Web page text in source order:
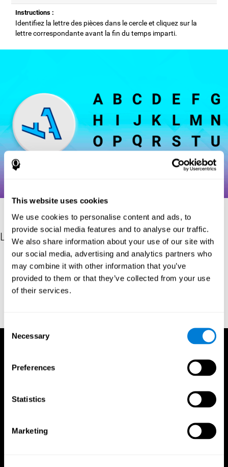
This website uses cookies
We use cookies to personalise content and ads, to
provide social media features and to analyse our traffic.
We also share information about your use of our site with
our social media, advertising and analytics partners who
may combine it with other information that you’ve
provided to them or that they’ve collected from your use
of their services.
Selection
Necessary
Preferences
Statistics
Marketing
Instructions :
Identifiez la lettre des pièces dans le cercle et cliquez sur la
lettre correspondante avant la fin du temps imparti.
Les références
Hooper, H. E. (1983). Hooper Visual Organization Test Manual.
Los Angeles, CA: Western Psychological Services.
Merten, T. (2004). A Short Version of the Hooper Visual
Organization Test: Reliability and Validity. Applied